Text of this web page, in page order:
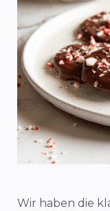
Wir haben die